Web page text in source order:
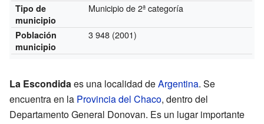
Tipo de
municipio
Municipio de 2ª categoría
Población
municipio
3 948 (2001)
La Escondidaes una localidad deArgentina. Se
encuentra en la Provincia del Chaco, dentro del
Departamento General Donovan. Es un lugar importante